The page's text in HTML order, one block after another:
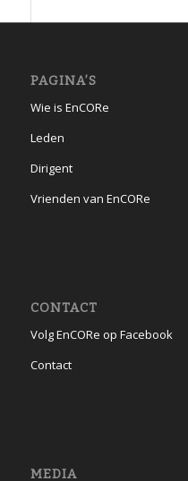
PAGINA’S
Wie is EnCORe
Leden
Dirigent
Vrienden van EnCORe
CONTACT
Volg EnCORe op Facebook
Contact
MEDIA